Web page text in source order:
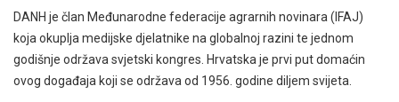
DANH je član Međunarodne federacije agrarnih novinara (IFAJ)
koja okuplja medijske djelatnike na globalnoj razini te jednom
godišnje održava svjetski kongres. Hrvatska je prvi put domaćin
ovog događaja koji se održava od 1956. godine diljem svijeta.